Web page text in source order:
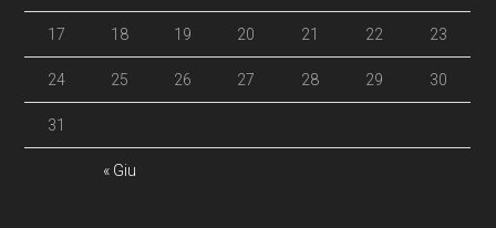
« Giu
17 18 19 20 21 22 23
24 25 26 27 28 29 30
31